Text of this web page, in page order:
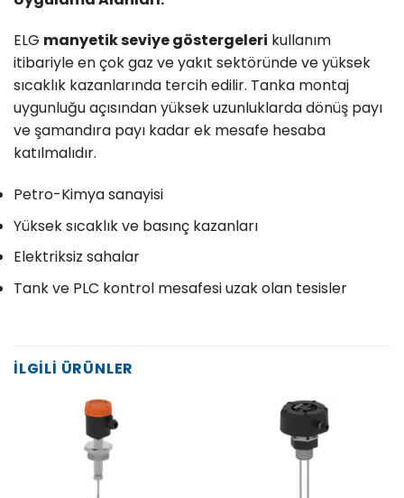
ELG manyetik seviye göstergeleri kullanım
itibariyle en çok gaz ve yakıt sektöründe ve yüksek
sıcaklık kazanlarında tercih edilir. Tanka montaj
uygunluğu açısından yüksek uzunluklarda dönüş payı
ve şamandıra payı kadar ek mesafe hesaba
katılmalıdır.
Petro-Kimya sanayisi
Yüksek sıcaklık ve basınç kazanları
Elektriksiz sahalar
Tank ve PLC kontrol mesafesi uzak olan tesisler
İLGILI ÜRÜNLER